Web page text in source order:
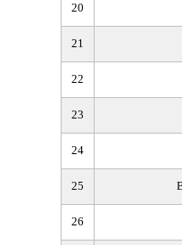
20
21
22
23
24
25
26